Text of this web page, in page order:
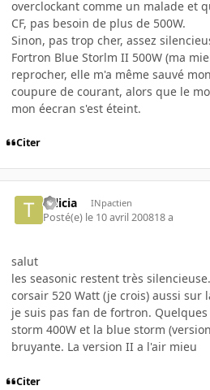
overclockant comme un malade et
CF, pas besoin de plus de 500W.
Sinon, pas trop cher, assez
Fortron Blue Storlm II 500W (ma
reprocher, elle m'a même sauvé
coupure de courant, alors que le
mon éecran s'est éteint.
Citer
Talicia INpactien
Posté(e) le 10 avril 200818 a
salut
les seasonic restent très
corsair 520 Watt (je crois) aussi sur
je suis pas fan de fortron.
storm 400W et la blue storm
bruyante. La version II a l'air mieu
Citer